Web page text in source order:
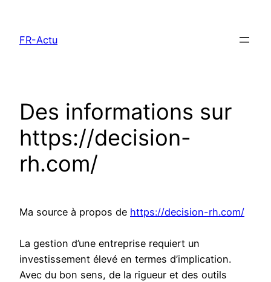
contenu
FR-Actu
Des informations sur
https://decision-
rh.com/
Ma source à propos de https://decision-rh.com/
La gestion d’une entreprise requiert un
investissement élevé en termes d’implication.
Avec du bon sens, de la rigueur et des outils